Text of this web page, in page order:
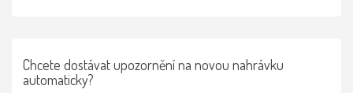
Chcete dostávat upozornění na novou nahrávku
automaticky?